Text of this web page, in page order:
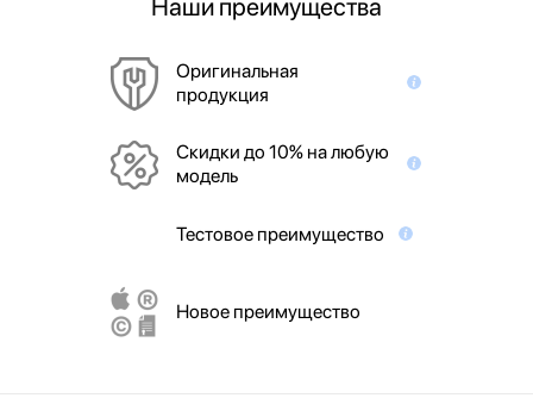
Наши преимущества
Оригинальная
продукция
Скидки до 10% на любую
модель
Тестовое преимущество
Новое преимущество